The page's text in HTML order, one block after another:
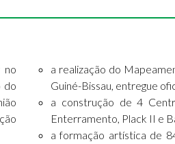
no
do
a realização do
Guiné-Bissau, entregue
a construção de 4
Enterramento, Plack II e
a formação artística de